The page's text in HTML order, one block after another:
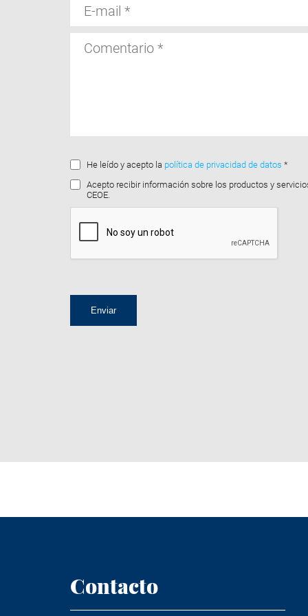
mail
He leído y acepto la política de privacidad de datos *
Acepto recibir información sobre los productos y
CEOE.
Contacto